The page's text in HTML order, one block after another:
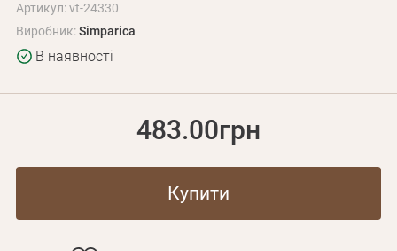
Артикул: vt-24330
Виробник:Simparica
В наявності
483.00грн
Купити